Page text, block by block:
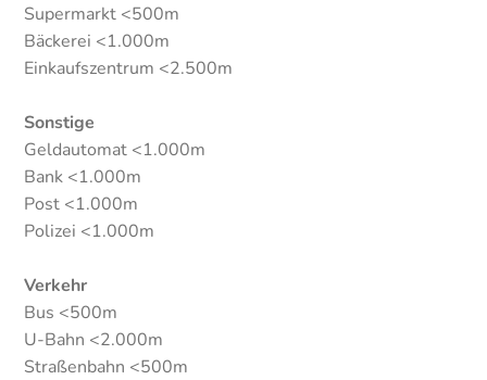
Supermarkt <500m
Bäckerei <1.000m
Einkaufszentrum <2.500m
Sonstige
Geldautomat <1.000m
Bank <1.000m
Post <1.000m
Polizei <1.000m
Verkehr
Bus <500m
U-Bahn <2.000m
Straßenbahn <500m